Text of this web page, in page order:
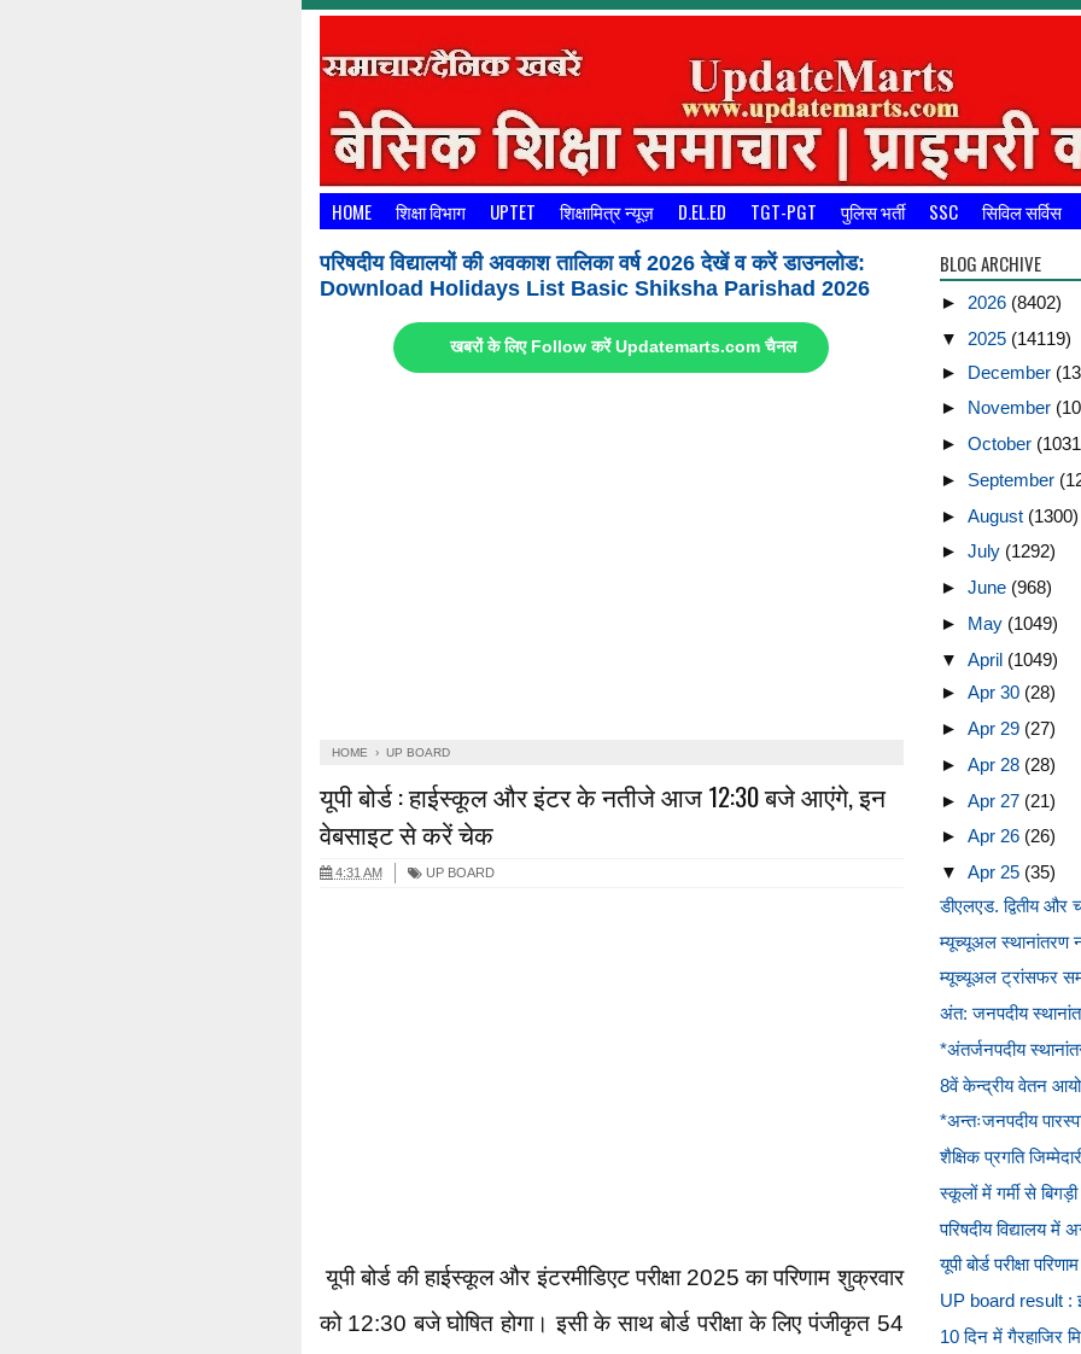
HOME शिक्षा विभाग UPTET शिक्षामित्र न्यूज़ D.EL.ED TGT-PGT पुलिस भर्ती SSC सिविल सर्विस
परिषदीय विद्यालयों की अवकाश तालिका वर्ष 2026 देखें व करें डाउनलोड:
Download Holidays List Basic Shiksha Parishad 2026
खबरों के लिए Follow करें Updatemarts.com चैनल
HOME › UP BOARD
यूपी बोर्ड : हाईस्कूल और इंटर के नतीजे आज 12:30 बजे आएंगे, इन
वेबसाइट से करें चेक
4:31 AM UP BOARD
यूपी बोर्ड की हाईस्कूल और इंटरमीडिएट परीक्षा 2025 का परिणाम शुक्रवार
को 12:30 बजे घोषित होगा। इसी के साथ बोर्ड परीक्षा के लिए पंजीकृत 54
BLOG ARCHIVE
► 2026 (8402)
▼ 2025 (14119)
► December
► November
► October
► September
► August (1300)
► July (1292)
► June (968)
► May (1049)
▼ April (1049)
► Apr 30 (28)
► Apr 29 (27)
► Apr 28 (28)
► Apr 27 (21)
► Apr 26 (26)
▼ Apr 25 (35)
डीएलएड. द्वितीय और
म्यूच्यूअल स्थानांतरण
म्यूच्यूअल ट्रांसफर
अंत: जनपदीय
*अंतर्जनपदीय
8वें केन्द्रीय वेतन
*अन्तःजनपदीय
शैक्षिक प्रगति
स्कूलों में गर्मी से
परिषदीय विद्यालय में
यूपी बोर्ड परीक्षा
UP board result :
10 दिन में गैरहाजिर